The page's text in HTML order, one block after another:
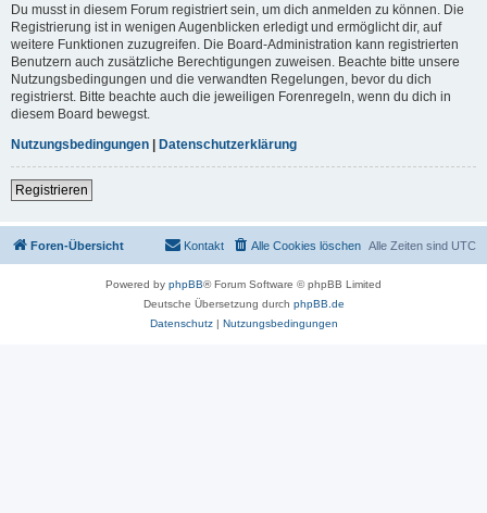
Du musst in diesem Forum registriert sein, um dich anmelden zu können. Die
Registrierung ist in wenigen Augenblicken erledigt und ermöglicht dir, auf
weitere Funktionen zuzugreifen. Die Board-Administration kann registrierten
Benutzern auch zusätzliche Berechtigungen zuweisen. Beachte bitte unsere
Nutzungsbedingungen und die verwandten Regelungen, bevor du dich
registrierst. Bitte beachte auch die jeweiligen Forenregeln, wenn du dich in
diesem Board bewegst.
Nutzungsbedingungen | Datenschutzerklärung
Registrieren
Foren-Übersicht Alle Zeiten sind UTC
Alle Cookies löschen
Kontakt
Powered by phpBB® Forum Software © phpBB Limited
Deutsche Übersetzung durch phpBB.de
Datenschutz| Nutzungsbedingungen